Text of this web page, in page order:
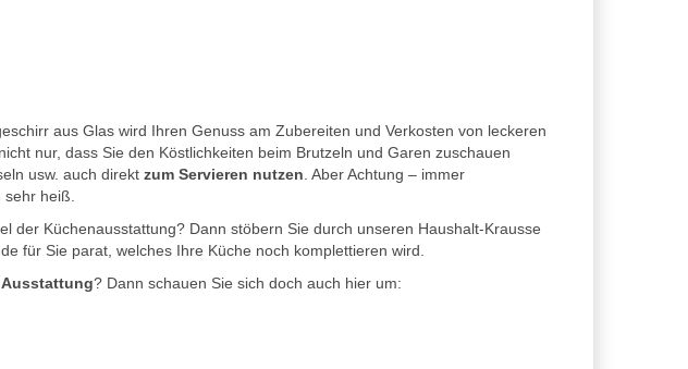
aus Glas wird Ihren Genuss am Zubereiten und Verkosten von leckeren
nur, dass Sie den Köstlichkeiten beim Brutzeln und Garen zuschauen
usw. auch direkt zum Servieren nutzen . Aber Achtung – immer
heiß.
der Küchenausstattung? Dann stöbern Sie durch unseren Haushalt-Krausse
für Sie parat, welches Ihre Küche noch komplettieren wird.
? Dann schauen Sie sich doch auch hier um: